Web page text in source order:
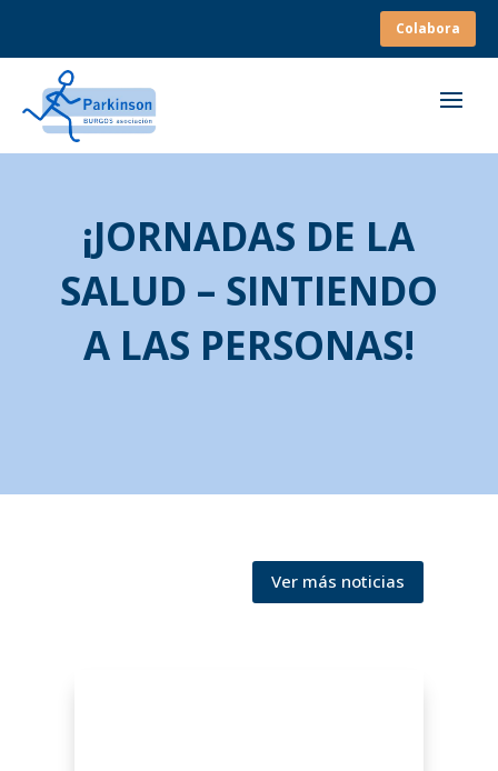
Colabora
¡JORNADAS DE LA
SALUD – SINTIENDO
A LAS PERSONAS!
Ver más noticias